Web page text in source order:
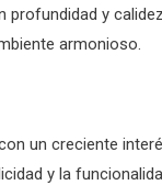
profundidad y
armonioso.
un creciente
y la